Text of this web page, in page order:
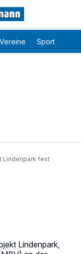
Vereine Sport
Lindenpark fest
Lindenpark,